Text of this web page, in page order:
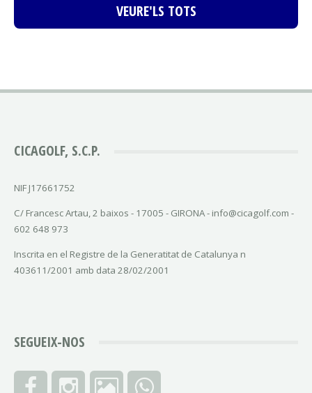
VEURE'LS TOTS
CICAGOLF, S.C.P.
NIF J17661752
C/ Francesc Artau, 2 baixos - 17005 - GIRONA - info@cicagolf.com -
602 648 973
Inscrita en el Registre de la Generatitat de Catalunya n
403611/2001 amb data 28/02/2001
SEGUEIX-NOS